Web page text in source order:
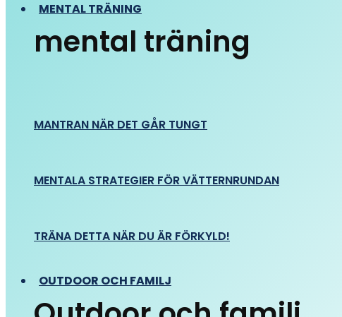
MENTAL TRÄNING
mental träning
MANTRAN NÄR DET GÅR TUNGT
MENTALA STRATEGIER FÖR VÄTTERNRUNDAN
TRÄNA DETTA NÄR DU ÄR FÖRKYLD!
OUTDOOR OCH FAMILJ